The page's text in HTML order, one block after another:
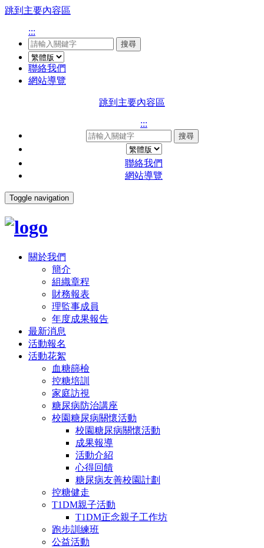
跳到主要內容區
:::
搜尋
聯絡我們
網站導覽
跳到主要內容區
:::
搜尋
聯絡我們
網站導覽
Toggle navigation
關於我們
簡介
組織章程
財務報表
理監事成員
年度成果報告
最新消息
活動報名
活動花絮
血糖篩檢
控糖培訓
家庭訪視
糖尿病防治講座
校園糖尿病關懷活動
校園糖尿病關懷活動
成果報導
活動介紹
心得回饋
糖尿病友善校園計劃
控糖健走
T1DM親子活動
T1DM正念親子工作坊
跑步訓練班
公益活動